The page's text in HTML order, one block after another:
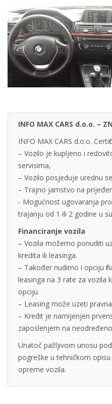
INFO MAX CARS d.o.o. –
INFO MAX CARS d.o.o.
– Vozilo je kupljeno i
servisima,
– Vozilo posjeduje urednu
– Trajno jamstvo na
- Mogućnost ugovaranja
trajanju od 1 ili 2 godine u
Financiranje vozila
– Vozila možemo ponuditi
kredita ili leasinga.
– Također nudimo i opciju
leasinga na 3 rate za vozila
opciju.
– Leasing može uzeti pravna
– Kredit je namijenjen
zaposlenjem na
Unatoč pažljivom unosu
pogreške u tehničkom
opreme vozila.